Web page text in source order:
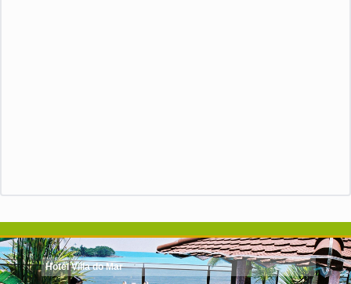
Hotel Villa do Mar